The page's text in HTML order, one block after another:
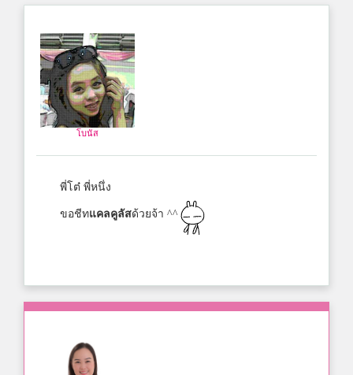
โบนัส
พี่โต๋ พี่หนึ่ง
ขอชีทแคลคูลัสด้วยจ้า ^^